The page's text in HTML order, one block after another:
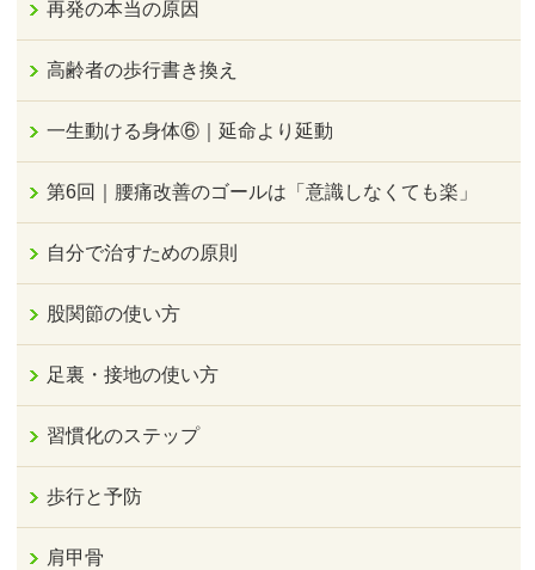
再発の本当の原因
高齢者の歩行書き換え
一生動ける身体⑥｜延命より延動
第6回｜腰痛改善のゴールは「意識しなくても楽」
自分で治すための原則
股関節の使い方
足裏・接地の使い方
習慣化のステップ
歩行と予防
肩甲骨